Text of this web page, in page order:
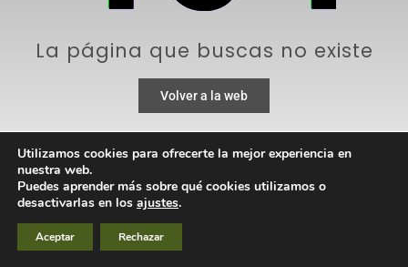
La página que buscas no existe
Volver a la web
Utilizamos cookies para ofrecerte la mejor experiencia en
nuestra web.
Puedes aprender más sobre qué cookies utilizamos o
desactivarlas en los ajustes.
Aceptar Rechazar